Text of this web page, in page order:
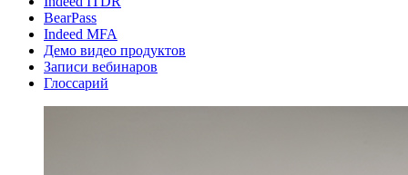
BearPass
Indeed MFA
Демо видео продуктов
Записи вебинаров
Глоссарий